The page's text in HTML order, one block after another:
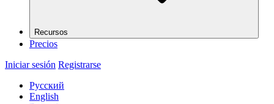
Recursos
Precios
Iniciar sesión Registrarse
Русский
English